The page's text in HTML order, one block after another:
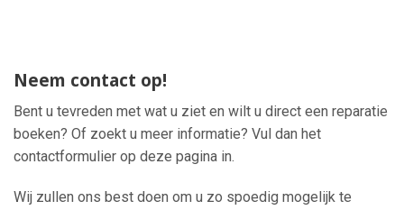
Neem contact op!
Bent u tevreden met wat u ziet en wilt u direct een reparatie
boeken? Of zoekt u meer informatie? Vul dan het
contactformulier op deze pagina in.
Wij zullen ons best doen om u zo spoedig mogelijk te